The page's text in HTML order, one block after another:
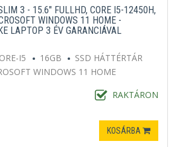
3 - 15.6" FULLHD, CORE I5-12450H,
WINDOWS 11 HOME -
LAPTOP 3 ÉV GARANCIÁVAL
I5 16GB
SSD HÁTTÉRTÁR
WINDOWS 11 HOME
RAKTÁRON
KOSÁRBA